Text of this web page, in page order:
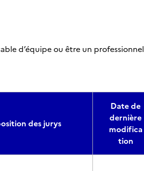
d’équipe ou être un professionnel
des jurys
Date de
dernière
modifica
tion